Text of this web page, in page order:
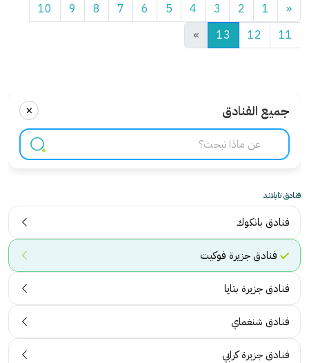
«
1
2
3
4
5
6
7
8
9
10
11
12
13
»
جميع الفنادق ×
فنادق تايلاند
فنادق بانكوك
فنادق جزيرة فوكيت
فنادق جزيرة بتايا
فنادق شنغماي
فنادق جزيرة كرابي